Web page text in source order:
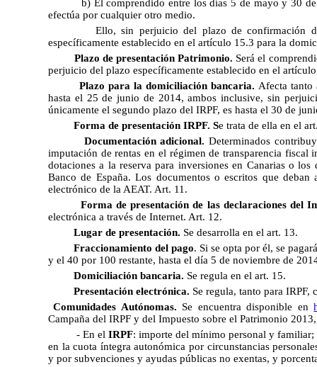
b) El comprendido entre los días 5 de mayo y 30
efectúa por cualquier otro medio.
Ello, sin perjuicio del plazo de confirmación
específicamente establecido en el artículo 15.3 para la
Plazo de presentación Patrimonio. Será el
perjuicio del plazo específicamente establecido en el
Plazo para la domiciliación bancaria. Afecta tanto
hasta el 25 de junio de 2014, ambos inclusive, sin
únicamente el segundo plazo del IRPF, es hasta el 30 de
Forma de presentación IRPF. Se trata de ella en el
Documentación adicional. Determinados
imputación de rentas en el régimen de transparencia fiscal
dotaciones a la reserva para inversiones en Canarias o
Banco de España. Los documentos o escritos que
electrónico de la AEAT. Art. 11.
Forma de presentación de las declaraciones del
electrónica a través de Internet. Art. 12.
Lugar de presentación. Se desarrolla en el art. 13.
Fraccionamiento del pago. Si se opta por él, se
y el 40 por 100 restante, hasta el día 5 de noviembre de
Domiciliación bancaria. Se regula en el art. 15.
Presentación electrónica. Se regula, tanto para
Comunidades Autónomas. Se encuentra disponible en
Campaña del IRPF y del Impuesto sobre el Patrimonio
- En el IRPF: importe del mínimo personal y familiar;
en la cuota íntegra autonómica por circunstancias
y por subvenciones y ayudas públicas no exentas, y